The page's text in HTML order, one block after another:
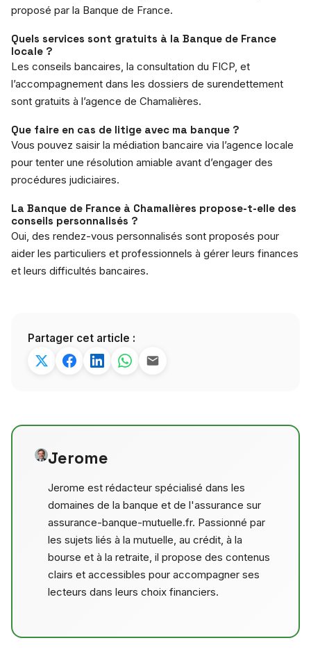
proposé par la Banque de France.
Quels services sont gratuits à la Banque de France
locale ?
Les conseils bancaires, la consultation du FICP, et
l’accompagnement dans les dossiers de surendettement
sont gratuits à l’agence de Chamalières.
Que faire en cas de litige avec ma banque ?
Vous pouvez saisir la médiation bancaire via l’agence locale
pour tenter une résolution amiable avant d’engager des
procédures judiciaires.
La Banque de France à Chamalières propose-t-elle des
conseils personnalisés ?
Oui, des rendez-vous personnalisés sont proposés pour
aider les particuliers et professionnels à gérer leurs finances
et leurs difficultés bancaires.
Partager cet article :
Jerome
Jerome est rédacteur spécialisé dans les
domaines de la banque et de l'assurance sur
assurance-banque-mutuelle.fr. Passionné par
les sujets liés à la mutuelle, au crédit, à la
bourse et à la retraite, il propose des contenus
clairs et accessibles pour accompagner ses
lecteurs dans leurs choix financiers.